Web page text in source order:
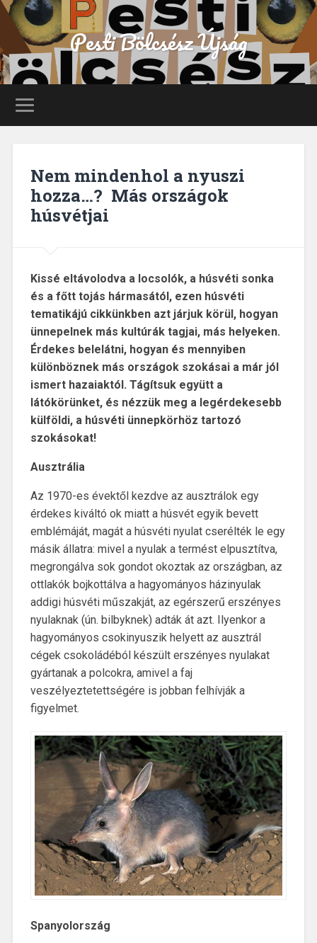
Pesti Bölcsész Újság
Nem mindenhol a nyuszi
hozza…? Más országok
húsvétjai
Kissé eltávolodva a locsolók, a húsvéti sonka
és a főtt tojás hármasától, ezen húsvéti
tematikájú cikkünkben azt járjuk körül, hogyan
ünnepelnek más kultúrák tagjai, más helyeken.
Érdekes belelátni, hogyan és mennyiben
különböznek más országok szokásai a már jól
ismert hazaiaktól. Tágítsuk együtt a
látókörünket, és nézzük meg a legérdekesebb
külföldi, a húsvéti ünnepkörhöz tartozó
szokásokat!
Ausztrália
Az 1970-es évektől kezdve az ausztrálok egy
érdekes kiváltó ok miatt a húsvét egyik bevett
emblémáját, magát a húsvéti nyulat cserélték le egy
másik állatra: mivel a nyulak a termést elpusztítva,
megrongálva sok gondot okoztak az országban, az
ottlakók bojkottálva a hagyományos házinyulak
addigi húsvéti műszakját, az egérszerű erszényes
nyulaknak (ún. bilbyknek) adták át azt. Ilyenkor a
hagyományos csokinyuszik helyett az ausztrál
cégek csokoládéból készült erszényes nyulakat
gyártanak a polcokra, amivel a faj
veszélyeztetettségére is jobban felhívják a
figyelmet.
Spanyolország